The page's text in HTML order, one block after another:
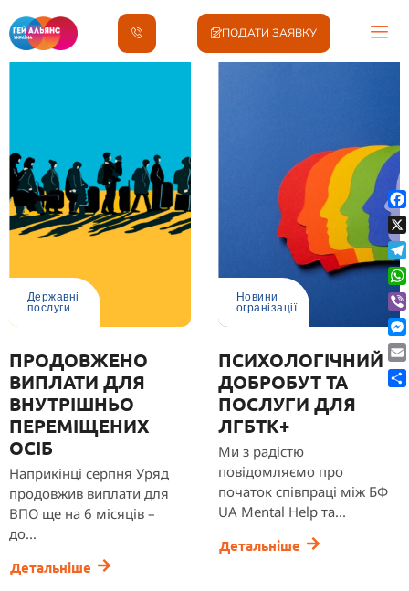
ПОДАТИ ЗАЯВКУ
Державні
послуги
ПРОДОВЖЕНО
ВИПЛАТИ ДЛЯ
ВНУТРІШНЬО
ПЕРЕМІЩЕНИХ
ОСІБ
Наприкінці серпня Уряд
продовжив виплати для
ВПО ще на 6 місяців –
до...
Детальніше
Новини
огранізації
ПСИХОЛОГІЧНИЙ
ДОБРОБУТ ТА
ПОСЛУГИ ДЛЯ
ЛГБТК+
Ми з радістю
повідомляємо про
початок співпраці між БФ
UA Mental Help та...
Детальніше
X